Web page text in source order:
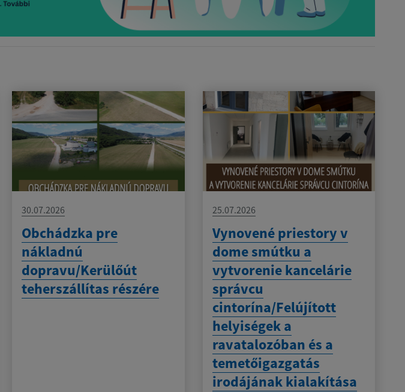
30.07.2026
Obchádzka pre
nákladnú
dopravu/Kerülőút
teherszállítas részére
25.07.2026
Vynovené priestory v
dome smútku a
vytvorenie kancelárie
správcu
cintorína/Felújított
helyiségek a
ravatalozóban és a
temetőigazgatás
irodájának kialakítása